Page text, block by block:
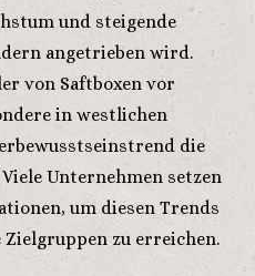
und steigende
angetrieben wird.
von Saftboxen vor
in westlichen
die
Unternehmen setzen
um diesen Trends
zu erreichen.